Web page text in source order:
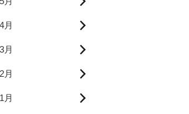
月
月
月
月